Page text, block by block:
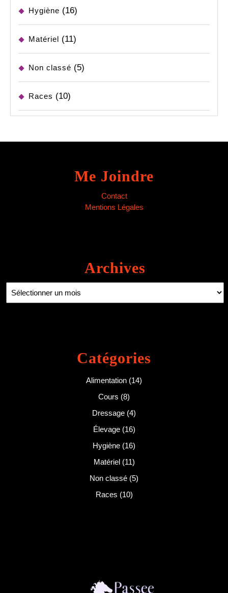
Hygiène (16)
Matériel (11)
Non classé (5)
Races (10)
Me Joindre
Contact
Mentions Légales
Archives
Catégories
Alimentation (14)
Cours (8)
Dressage (4)
Élevage(16)
Hygiène (16)
Matériel(11)
Non classé (5)
Races (10)